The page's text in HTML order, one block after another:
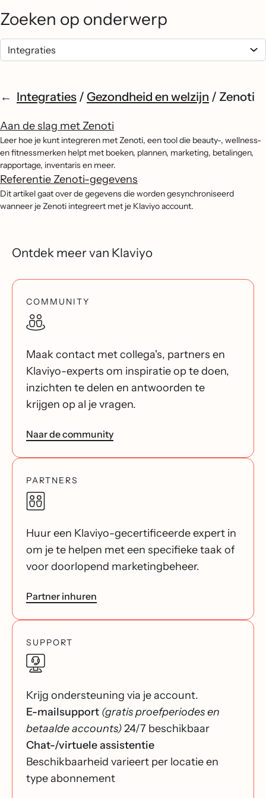
Zoeken op onderwerp
Integraties / Gezondheid en welzijn / Zenoti
Aan de slag met Zenoti
Leer hoe je kunt integreren met Zenoti, een tool die beauty-, wellness-
en fitnessmerken helpt met boeken, plannen, marketing, betalingen,
rapportage, inventaris en meer.
Referentie Zenoti-gegevens
Dit artikel gaat over de gegevens die worden gesynchroniseerd
wanneer je Zenoti integreert met je Klaviyo account.
Ontdek meer van Klaviyo
COMMUNITY
Maak contact met collega's, partners en
Klaviyo-experts om inspiratie op te doen,
inzichten te delen en antwoorden te
krijgen op al je vragen.
Naar de community
PARTNERS
Huur een Klaviyo-gecertificeerde expert in
om je te helpen met een specifieke taak of
voor doorlopend marketingbeheer.
Partner inhuren
SUPPORT
Krijg ondersteuning via je account.
E-mailsupport (gratis proefperiodes en
betaalde accounts)24/7 beschikbaar
Chat-/virtuele assistentie
Beschikbaarheid varieert per locatie en
type abonnement